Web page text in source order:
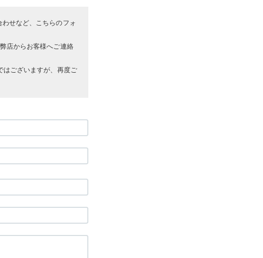
せなど、こちらのフォ
店からお客様へご連絡
はございますが、再度ご